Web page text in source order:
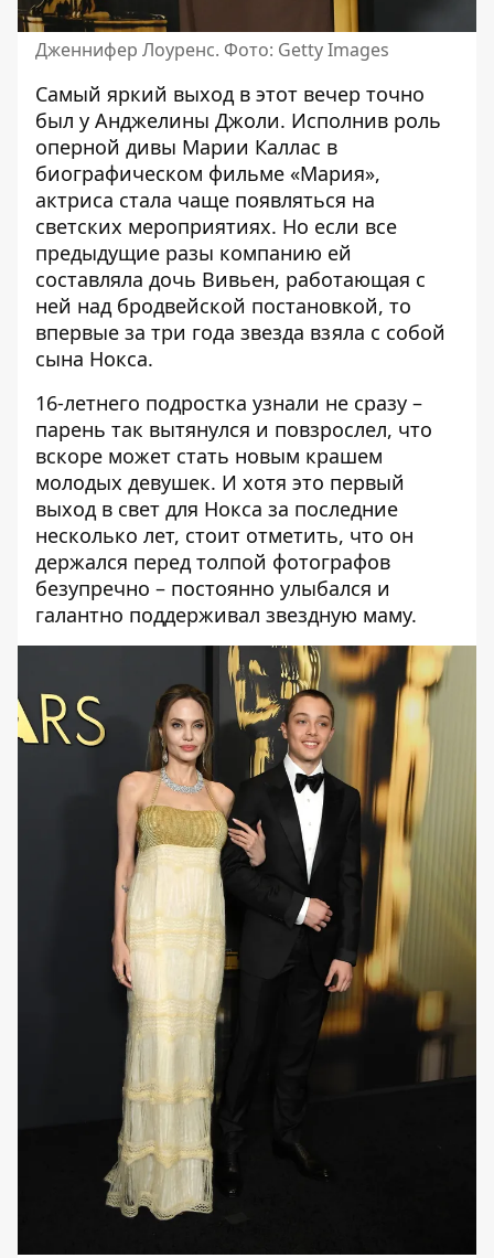
Дженнифер Лоуренс. Фото: Getty Images
Самый яркий выход в этот вечер точно
был у Анджелины Джоли. Исполнив роль
оперной дивы Марии Каллас в
биографическом фильме «Мария»,
актриса стала чаще появляться на
светских мероприятиях. Но если все
предыдущие разы компанию ей
составляла дочь Вивьен, работающая с
ней над бродвейской постановкой, то
впервые за три года звезда взяла с собой
сына Нокса.
16-летнего подростка узнали не сразу –
парень так вытянулся и повзрослел, что
вскоре может стать новым крашем
молодых девушек. И хотя это первый
выход в свет для Нокса за последние
несколько лет, стоит отметить, что он
держался перед толпой фотографов
безупречно – постоянно улыбался и
галантно поддерживал звездную маму.